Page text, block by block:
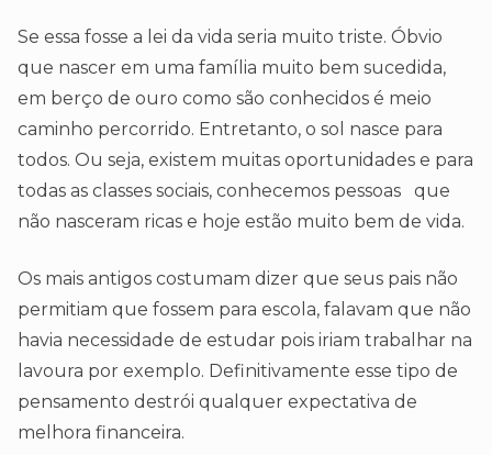
Se essa fosse a lei da vida seria muito triste. Óbvio
que nascer em uma família muito bem sucedida,
em berço de ouro como são conhecidos é meio
caminho percorrido. Entretanto, o sol nasce para
todos. Ou seja, existem muitas oportunidades e para
todas as classes sociais, conhecemos pessoas que
não nasceram ricas e hoje estão muito bem de vida.
Os mais antigos costumam dizer que seus pais não
permitiam que fossem para escola, falavam que não
havia necessidade de estudar pois iriam trabalhar na
lavoura por exemplo. Definitivamente esse tipo de
pensamento destrói qualquer expectativa de
melhora financeira.